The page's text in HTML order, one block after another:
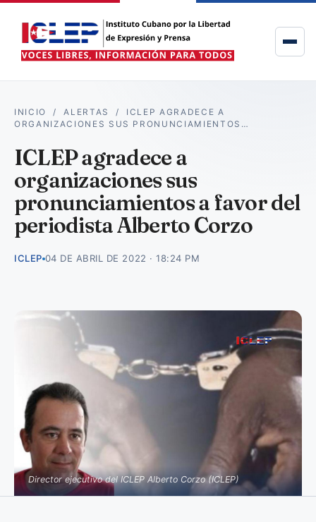
INICIO /ALERTAS / ICLEP AGRADECE A
ORGANIZACIONES SUS PRONUNCIAMIENTOS…
ICLEP agradece a
organizaciones sus
pronunciamientos a favor del
periodista Alberto Corzo
ICLEP 04 DE ABRIL DE 2022 · 18:24 PM
Director ejecutivo del ICLEP Alberto Corzo (ICLEP)